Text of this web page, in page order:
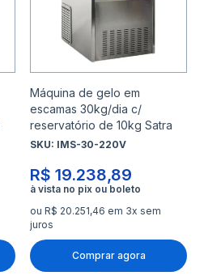
Máquina de gelo em
escamas 30kg/dia c/
reservatório de 10kg Satra
SKU: IMS-30-220V
R$ 19.238,89
ou R$ 20.251,46 em 3x sem
juros
Comprar agora